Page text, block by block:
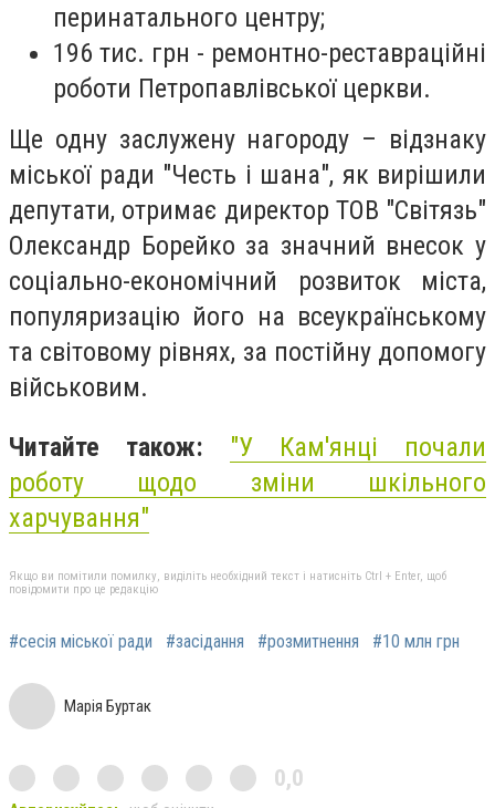
перинатального центру;
196 тис. грн - ремонтно-реставраційні
роботи Петропавлівської церкви.
Ще одну заслужену нагороду – відзнаку
міської ради "Честь і шана", як вирішили
депутати, отримає директор ТОВ "Світязь"
Олександр Борейко за значний внесок у
соціально-економічний розвиток міста,
популяризацію його на всеукраїнському
та світовому рівнях, за постійну допомогу
військовим.
Читайте також: "У Кам'янці почали
роботу щодо зміни шкільного
харчування"
Якщо ви помітили помилку, виділіть необхідний текст і натисніть Ctrl + Enter, щоб
повідомити про це редакцію
#сесія міської ради #засідання #розмитнення #10 млн грн
Марія Буртак
0,0